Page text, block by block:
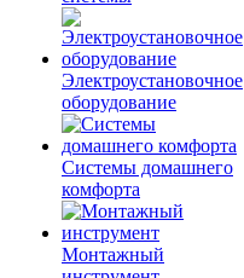
Электроустановочное
оборудование
Системы домашнего
комфорта
Монтажный